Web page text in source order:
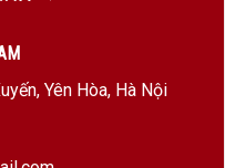
Yên Hòa, Hà Nội